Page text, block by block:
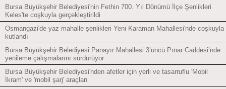
Bursa Büyükşehir Belediyesi'nin Fethin 700. Yıl Dönümü İlçe Şenlikleri
Keles'te coşkuyla gerçekleştirildi
Osmangazi'de yaz mahalle şenlikleri Yeni Karaman Mahallesi'nde coşkuyla
kutlandı
Bursa Büyükşehir Belediyesi Panayır Mahallesi 3’üncü Pınar Caddesi’nde
yenileme çalışmalarını sürdürüyor
Bursa Büyükşehir Belediyesi'nden afetler için yerli ve tasarruflu 'Mobil
İkram' ve 'mobil şarj' araçları